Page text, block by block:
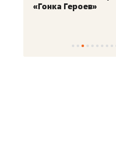
«Гонка Героев»